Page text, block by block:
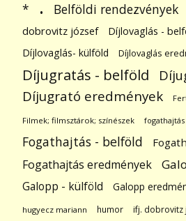
* . Belföldi rendezvények
dobrovitz józsef
Díjlovaglás -
Díjlovaglás- külföld
Díjlovaglás
Díjugratás - belföld
Díjugrató eredmények
Filmek; filmsztárok; színészek fogathajtás
Fogathajtás - belföld
Fogathajtás eredmények
Galopp - külföld Galopp
hugyecz mariann humor ifj. dobrovitz